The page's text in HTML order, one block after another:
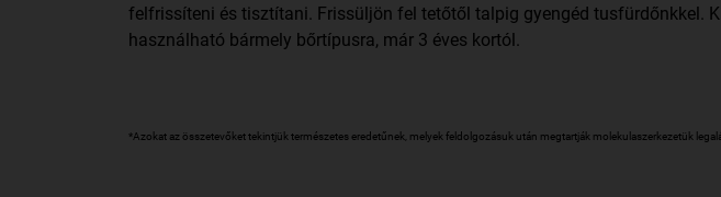
felfrissíteni és tisztítani. Frissüljön fel tetőtől talpig gyengéd tusfürdőnkkel.
használható bármely bőrtípusra, már 3 éves kortól.
*Azokat az összetevőket tekintjük természetes eredetűnek, melyek feldolgozásuk után megtartják molekulaszerkezetük